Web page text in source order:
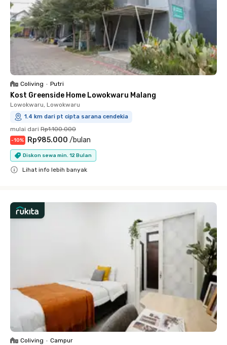
Coliving • Putri
Kost Greenside Home Lowokwaru Malang
Lowokwaru, Lowokwaru
1.4 km dari pt cipta sarana cendekia
mulai dari Rp1.100.000
-10% Rp985.000 /bulan
Diskon sewa min. 12 Bulan
Lihat info lebih banyak
Coliving • Campur